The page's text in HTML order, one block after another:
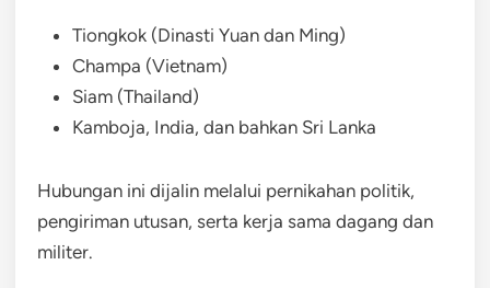
Tiongkok (Dinasti Yuan dan Ming)
Champa (Vietnam)
Siam (Thailand)
Kamboja, India, dan bahkan Sri Lanka
Hubungan ini dijalin melalui pernikahan politik,
pengiriman utusan, serta kerja sama dagang dan
militer.